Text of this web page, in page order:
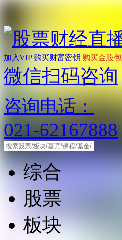
加入VIP 购买财富密钥 购买金股包
微信扫码咨询
咨询电话：
021-62167888
综合
股票
板块